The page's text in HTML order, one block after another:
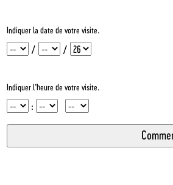
Indiquer la date de votre visite.
Mois / Jour / Année
Indiquer l’heure de votre visite.
Heure : Minute InputMeridian